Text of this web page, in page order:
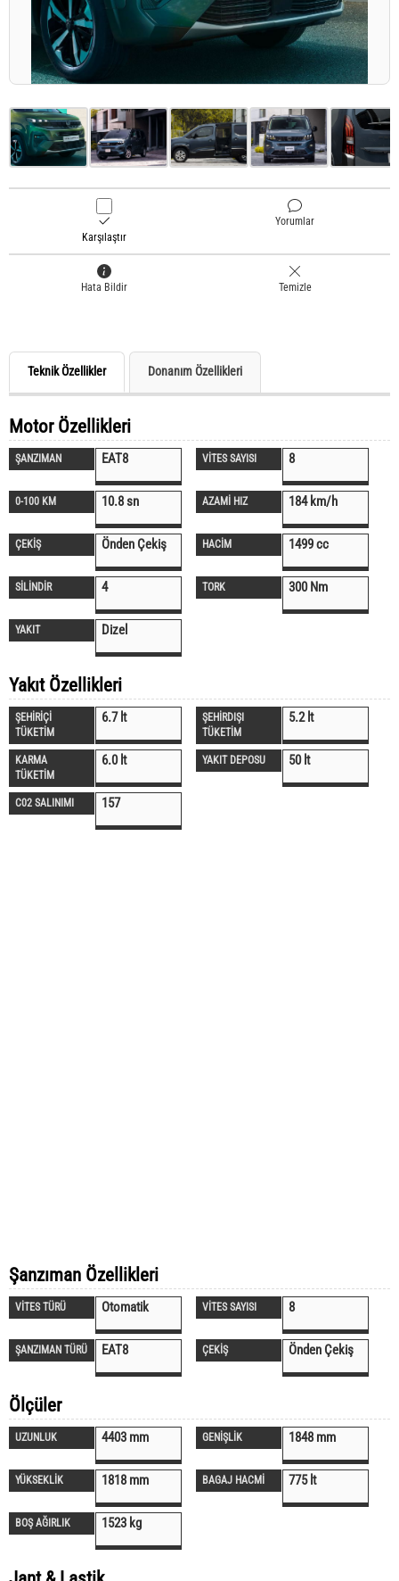
Karşılaştır
Yorumlar
Hata Bildir Temizle
Teknik Özellikler Donanım Özellikleri
Motor Özellikleri
ŞANZIMAN EAT8 VİTES SAYISI 8
0-100 KM 10.8 sn AZAMİ HIZ 184 km/h
ÇEKİŞ Önden Çekiş HACİM 1499 cc
SİLİNDİR 4 TORK 300 Nm
YAKIT Dizel
Yakıt Özellikleri
ŞEHİRİÇİ
TÜKETİM
6.7 lt
ŞEHİRDIŞI
TÜKETİM
5.2 lt
KARMA
TÜKETİM
6.0 lt YAKIT DEPOSU 50 lt
C02 SALINIMI 157
Şanzıman Özellikleri
VİTES TÜRÜ Otomatik VİTES SAYISI 8
ŞANZIMAN TÜRÜ EAT8 ÇEKİŞ Önden Çekiş
Ölçüler
UZUNLUK 4403 mm GENİŞLİK 1848 mm
YÜKSEKLİK 1818 mm BAGAJ HACMİ 775 lt
BOŞ AĞIRLIK 1523 kg